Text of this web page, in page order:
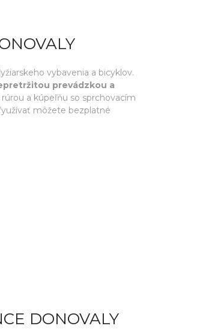
vybavenia a bicyklov.
prevádzkou a
a kúpeľňu so sprchovacím
môžete bezplatné
DONOVALY